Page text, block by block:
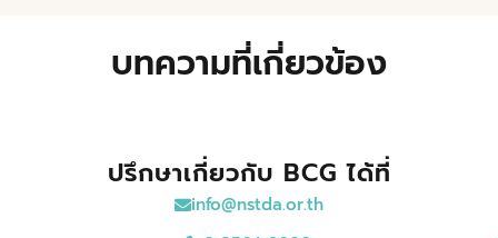
บทความที่เกี่ยวข้อง
ปรึกษาเกี่ยวกับ BCG ได้ที่
info@nstda.or.th